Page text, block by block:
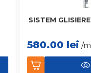
SISTEM
580.00 lei /